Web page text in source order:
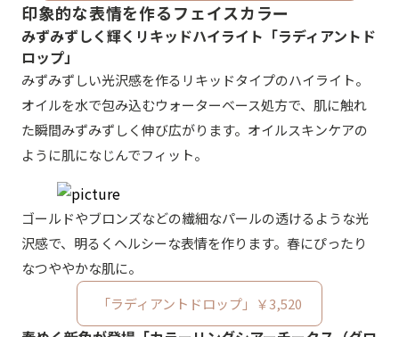
印象的な表情を作るフェイスカラー
みずみずしく輝くリキッドハイライト「ラディアントド
ロップ」
みずみずしい光沢感を作るリキッドタイプのハイライト。
オイルを水で包み込むウォーターベース処方で、肌に触れ
た瞬間みずみずしく伸び広がります。オイルスキンケアの
ように肌になじんでフィット。
ゴールドやブロンズなどの繊細なパールの透けるような光
沢感で、明るくヘルシーな表情を作ります。春にぴったり
なつややかな肌に。
「ラディアントドロップ」￥3,520